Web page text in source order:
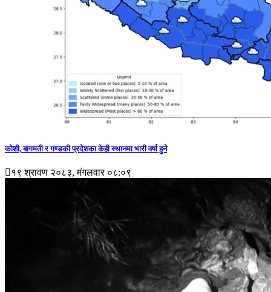
कोशी, बागमती र गण्डकी प्रदेशका केही स्थानमा भारी वर्षा हुने
१९ श्रावण २०८३, मंगलवार ०८:०९